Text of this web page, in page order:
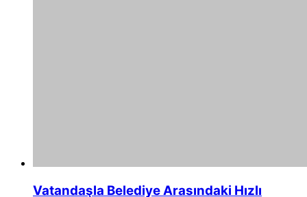
Vatandaşla Belediye Arasındaki Hızlı